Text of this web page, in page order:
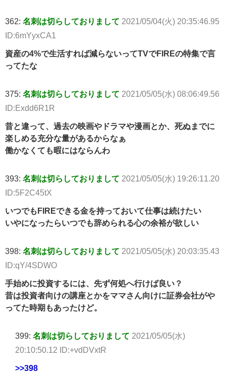
362: 名刺は切らしておりまして 2021/05/04(火) 20:35:46.95
ID:6mYyxCA1
資産の4%で生活すれば減らないってTVでFIREの特集で言
ってたな
375: 名刺は切らしておりまして 2021/05/05(水) 08:06:49.56
ID:Exdd6R1R
昔と違って、過去の映画やドラマや漫画とか、死ぬまでに
楽しめる充分な量があるからなぁ
働かなくても暇にはならんわ
393: 名刺は切らしておりまして 2021/05/05(水) 19:26:11.20
ID:5F2C45tX
いつでもFIREできる金を持っておいて仕事は続けたい
いやになったらいつでも辞められる心の余裕が欲しい
398: 名刺は切らしておりまして 2021/05/05(水) 20:03:35.43
ID:qY/4SDWO
手始めに投資するには、先ず何処へ行けば良い？
昔は投資者向けの講座とかをママさん向けに証券会社がや
ってた時期もあったけど。
399: 名刺は切らしておりまして 2021/05/05(水)
20:10:50.12 ID:+vdDVxtR
>>398